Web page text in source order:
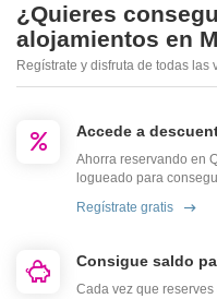
¿Quieres
alojamientos en
Regístrate y disfruta de todas las
Accede a
Ahorra reservando en
logueado para
Regístrate gratis
Consigue saldo
Cada vez que